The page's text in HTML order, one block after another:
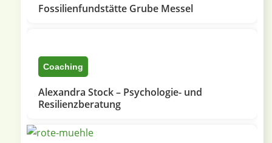
Fossilienfundstätte Grube Messel
Coaching
Alexandra Stock – Psychologie- und
Resilienzberatung